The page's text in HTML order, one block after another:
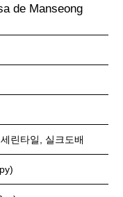
de Manseong
린타일, 실크도배